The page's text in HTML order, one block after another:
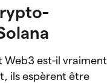
Web3 est-il vraiment
ils espèrent être